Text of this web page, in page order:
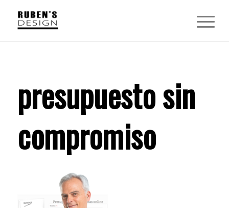
presupuesto sin
compromiso